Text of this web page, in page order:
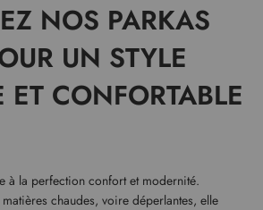
NOS PARKAS
UN STYLE
CONFORTABLE
à la perfection confort et modernité.
chaudes, voire déperlantes, elle